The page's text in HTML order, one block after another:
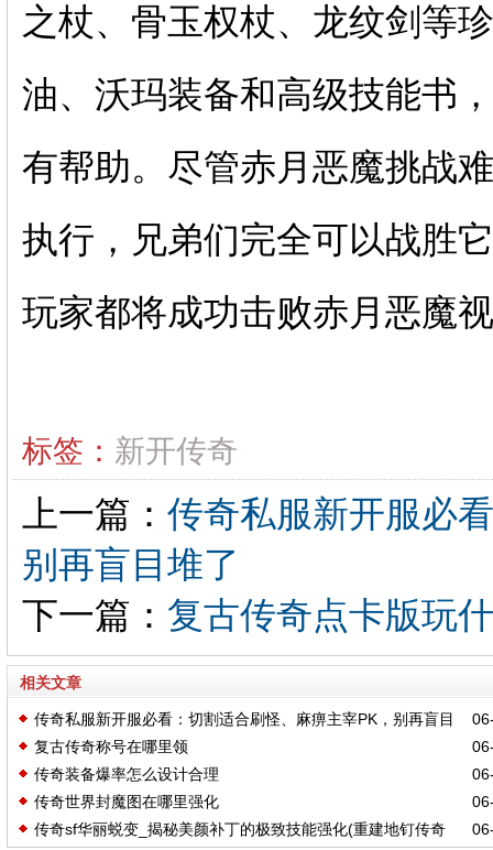
之杖、骨玉权杖、龙纹剑等
油、沃玛装备和高级技能书
有帮助。尽管赤月恶魔挑战
执行，兄弟们完全可以战胜
玩家都将成功击败赤月恶魔
标签： 新开传奇
上一篇： 传奇私服新开服必
别再盲目堆了
下一篇： 复古传奇点卡版玩
相关文章
传奇私服新开服必看：切割适合刷怪、麻痹主宰PK，别再盲目
堆了
复古传奇称号在哪里领
传奇装备爆率怎么设计合理
传奇世界封魔图在哪里强化
传奇sf华丽蜕变_揭秘美颜补丁的极致技能强化(重建地钉传奇